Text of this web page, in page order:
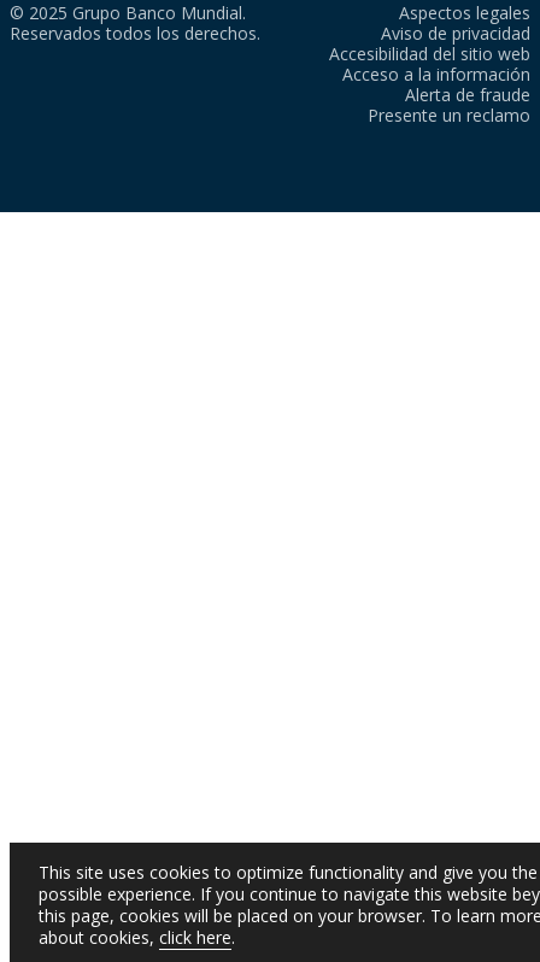
© 2025 Grupo Banco Mundial.
Reservados todos los derechos.
Aspectos legales
Aviso de privacidad
Accesibilidad del sitio web
Acceso a la información
Alerta de fraude
Presente un reclamo
This site uses cookies to optimize functionality and give you
possible experience. If you continue to navigate this website
this page, cookies will be placed on your browser. To learn
about cookies, click here.